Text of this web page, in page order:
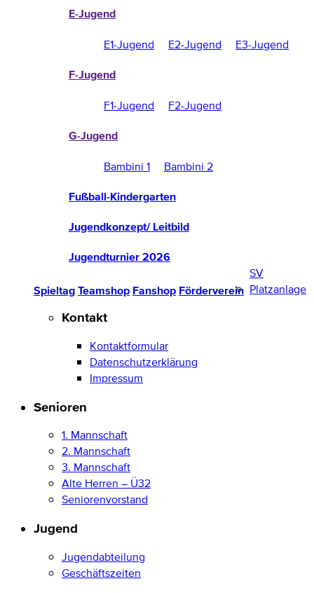
E-Jugend
E1-Jugend E2-Jugend E3-Jugend
F-Jugend
F1-Jugend F2-Jugend
G-Jugend
Bambini 1 Bambini 2
Fußball-Kindergarten
Jugendkonzept/ Leitbild
Jugendturnier 2026
Spieltag Teamshop Fanshop Förderverein
SV
Platzanlage
Kontakt
Kontaktformular
Datenschutzerklärung
Impressum
Senioren
1. Mannschaft
2. Mannschaft
3. Mannschaft
Alte Herren – Ü32
Seniorenvorstand
Jugend
Jugendabteilung
Geschäftszeiten